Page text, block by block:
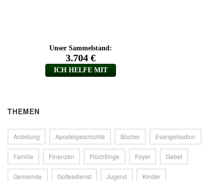
THEMEN
Anbetung Apostelgeschichte Bücher Evangelisation
Familie Finanzen Flüchtlinge Foyer Gebet
Gemeinde Gottesdienst Jugend Kinder